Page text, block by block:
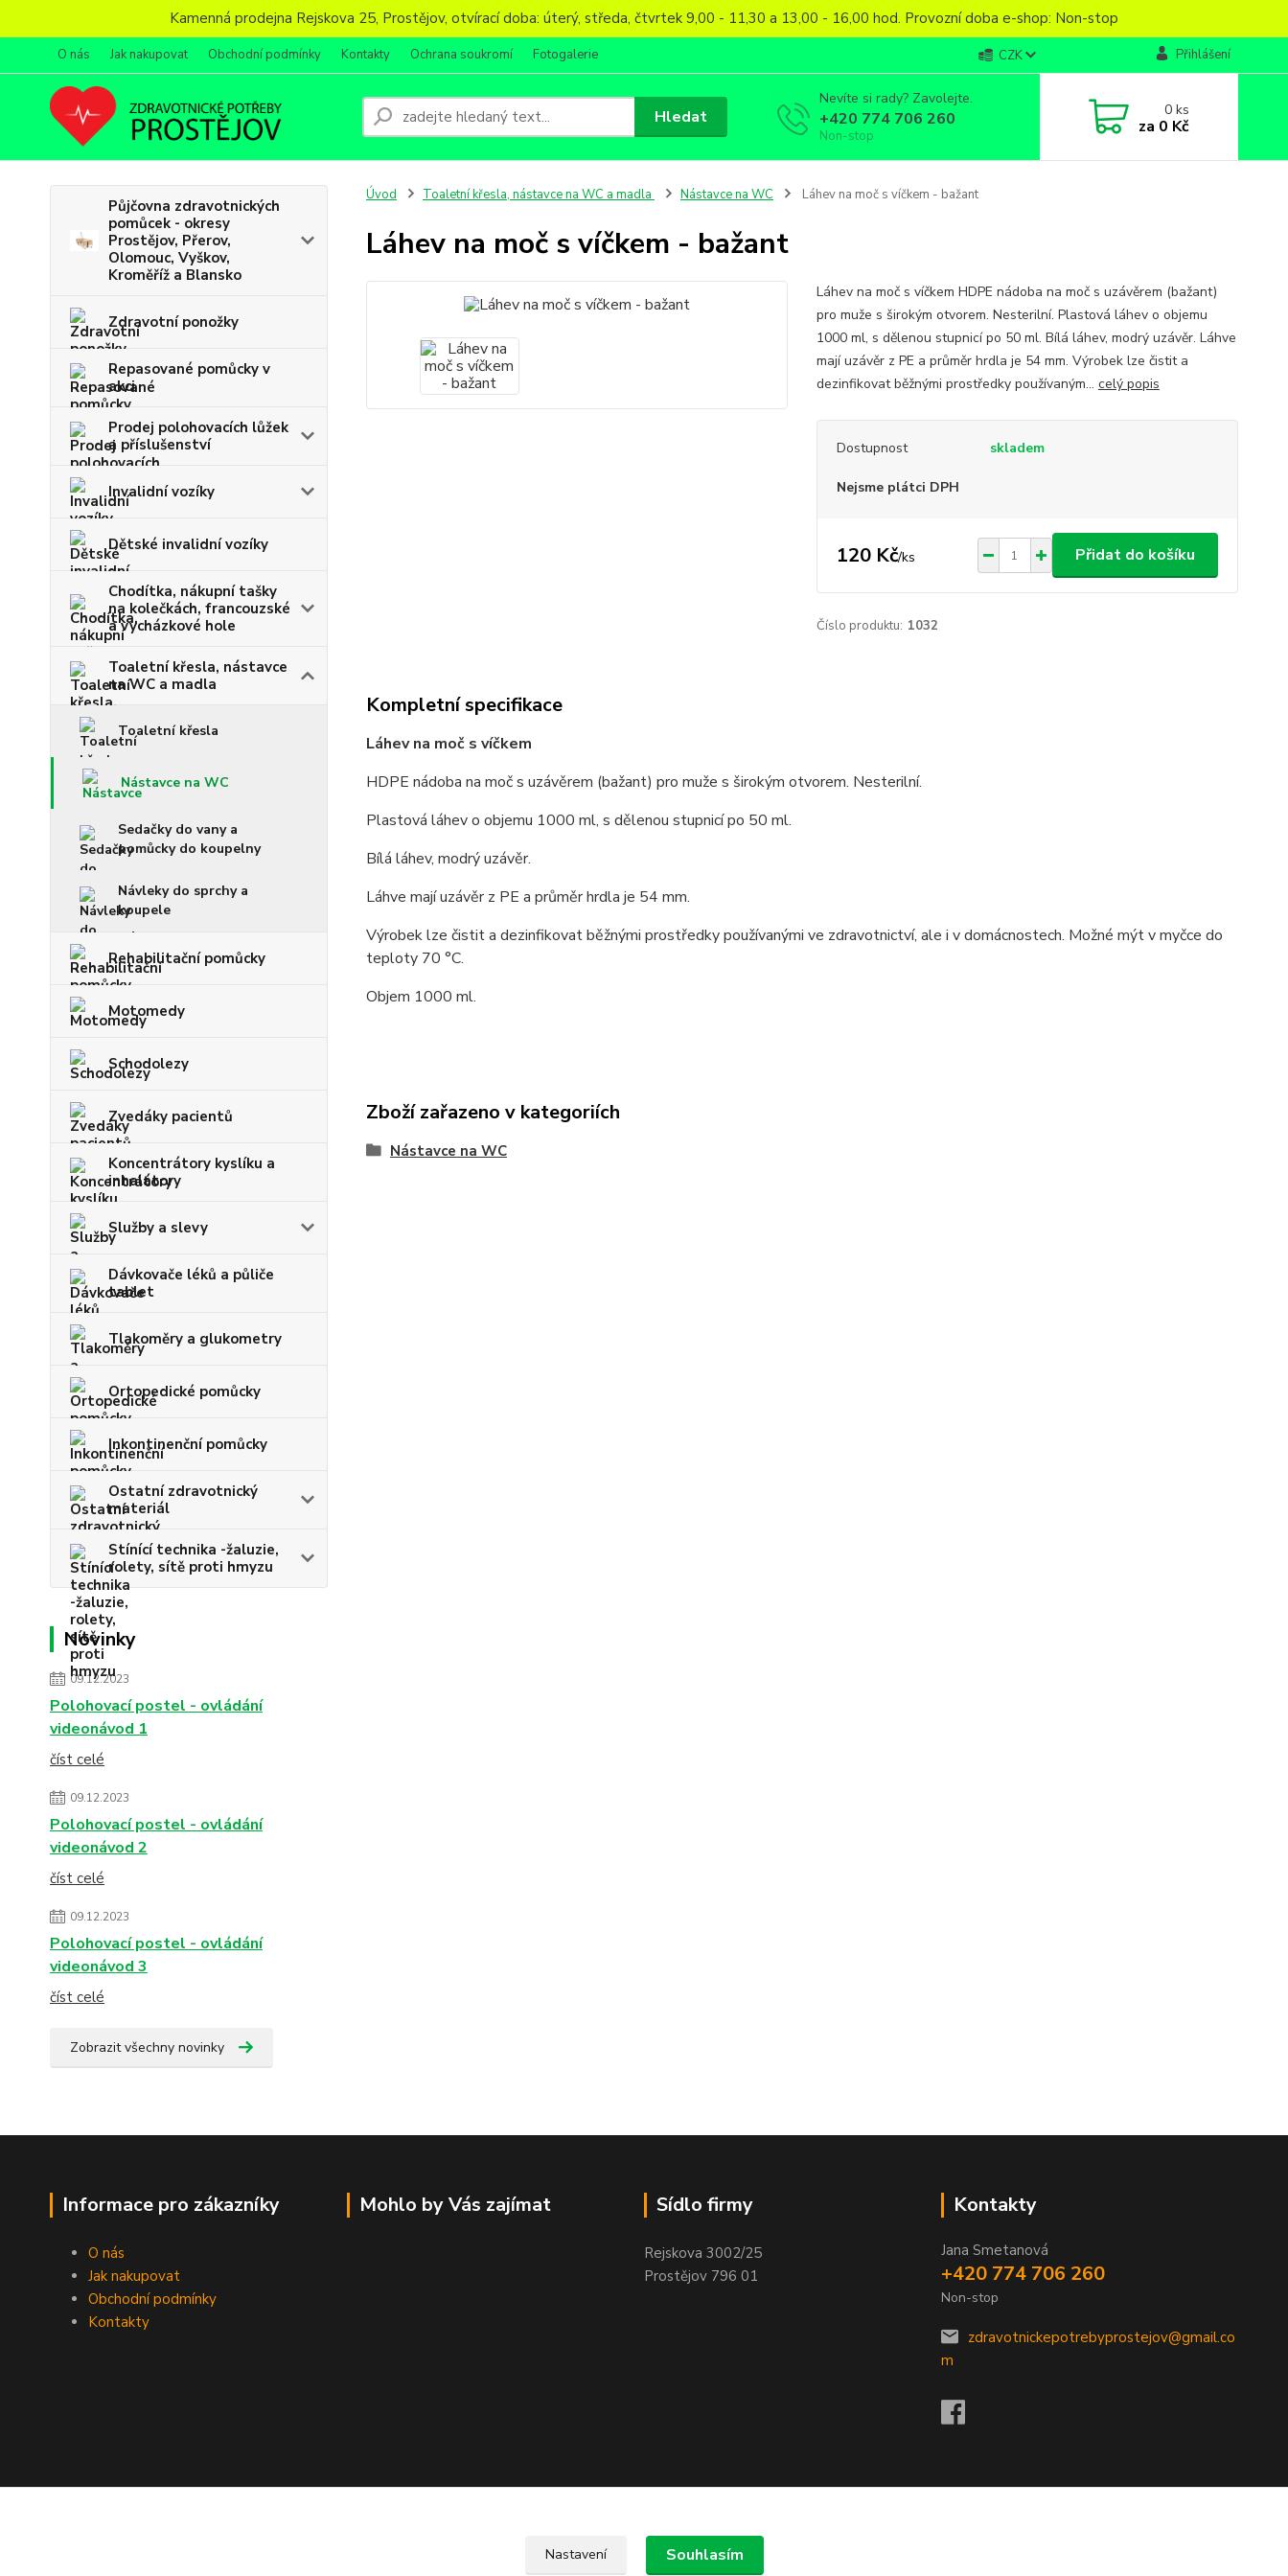
Kamenná prodejna Rejskova 25, Prostějov, otvírací doba: úterý, středa, čtvrtek 9,00 - 11,30 a 13,00 - 16,00 hod. Provozní doba e-shop: Non-stop
O nás Jak nakupovat Obchodní podmínky Kontakty Ochrana soukromí Fotogalerie CZK Přihlášení
Hledat
Nevíte si rady? Zavolejte.
+420 774 706 260
Non-stop
0ks
za 0 Kč
Půjčovna zdravotnických
pomůcek - okresy
Prostějov, Přerov,
Olomouc, Vyškov,
Kroměříž a Blansko
Zdravotní ponožky
Repasované pomůcky v
akci
Prodej polohovacích lůžek
a příslušenství
Invalidní vozíky
Dětské invalidní vozíky
Chodítka, nákupní tašky
na kolečkách, francouzské
a vycházkové hole
Toaletní křesla, nástavce
na WC a madla
Toaletní křesla
Nástavce na WC
Sedačky do vany a
pomůcky do koupelny
Návleky do sprchy a
koupele
Rehabilitační pomůcky
Motomedy
Schodolezy
Zvedáky pacientů
Koncentrátory kyslíku a
inhalátory
Služby a slevy
Dávkovače léků a půliče
tablet
Tlakoměry a glukometry
Ortopedické pomůcky
Inkontinenční pomůcky
Ostatní zdravotnický
materiál
Stínící technika -žaluzie,
rolety, sítě proti hmyzu
Novinky
09.12.2023
Polohovací postel - ovládání
videonávod 1
číst celé
09.12.2023
Polohovací postel - ovládání
videonávod 2
číst celé
09.12.2023
Polohovací postel - ovládání
videonávod 3
číst celé
Zobrazit všechny novinky
Úvod Toaletní křesla, nástavce na WC a madla Nástavce na WC Láhev na moč s víčkem - bažant
Láhev na moč s víčkem - bažant
Láhev na moč s víčkem HDPE nádoba na moč s uzávěrem (bažant)
pro muže s širokým otvorem. Nesterilní. Plastová láhev o objemu
1000 ml, s dělenou stupnicí po 50 ml. Bílá láhev, modrý uzávěr. Láhve
mají uzávěr z PE a průměr hrdla je 54 mm. Výrobek lze čistit a
dezinfikovat běžnými prostředky používaným... celý popis
Dostupnost skladem
Nejsme plátci DPH
120 Kč/ks Přidat do košíku
Číslo produktu: 1032
Kompletní specifikace
Láhev na moč s víčkem
HDPE nádoba na moč s uzávěrem (bažant) pro muže s širokým otvorem. Nesterilní.
Plastová láhev o objemu 1000 ml, s dělenou stupnicí po 50 ml.
Bílá láhev, modrý uzávěr.
Láhve mají uzávěr z PE a průměr hrdla je 54 mm.
Výrobek lze čistit a dezinfikovat běžnými prostředky používanými ve zdravotnictví, ale i v domácnostech. Možné mýt v myčce do
teploty 70 °C.
Objem 1000 ml.
Zboží zařazeno v kategoriích
Nástavce na WC
Informace pro zákazníky
O nás
Jak nakupovat
Obchodní podmínky
Kontakty
Mohlo by Vás zajímat Sídlo firmy
Rejskova 3002/25
Prostějov 796 01
Kontakty
Jana Smetanová
+420 774 706 260
Non-stop
zdravotnickepotrebyprostejov@gmail.co
m
Nastavení Souhlasím